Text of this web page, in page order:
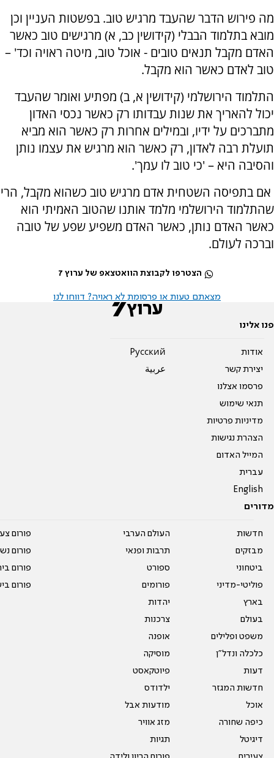
מה פירוש הדבר שהעבד מרגיש טוב. בפשטות העניין וכן
מובא בתלמוד הבבלי (קידושין כב, א) מרגישים טוב כאשר
האדם מקבל תנאים טובים - אוכל טוב, מיטה ראויה וכד' –
טוב לאדם כאשר הוא מקבל.
התלמוד הירושלמי (קידושין א, ב) מפתיע ואומר שהעבד
יכול להאריך את שנות עבדותו רק כאשר נכסי האדון
מתברכים על ידיו, ובמילים אחרות רק כאשר הוא מביא
תועלת רבה לאדון, רק כאשר הוא מרגיש את עצמו נותן
והסיבה היא – 'כי טוב לו עמך'.
אם בתפיסה השטחית אדם מרגיש טוב כשהוא מקבל, הרי
שהתלמוד הירושלמי מלמד אותנו שהטוב האמיתי הוא
כאשר האדם נותן, כאשר האדם משפיע שפע של טובה
וברכה לעולם.
הצטרפו לקבוצת הוואטצאפ של ערוץ 7
מצאתם טעות או פרסומת לא ראויה? דווחו לנו
פנו אלינו
אודות
יצירת קשר
פרסמו אצלנו
תנאי שימוש
מדיניות פרטיות
הצהרת נגישות
המייל האדום
עברית
English
Pусский
عربية
מדורים
חדשות
מבזקים
ביטחוני
פוליטי-מדיני
בארץ
בעולם
משפט ופלילים
כלכלה ונדל"ן
דעות
חדשות המגזר
אוכל
כיפה שחורה
דיגיטל
העולם הערבי
תרבות ופנאי
ספורט
פורומים
יהדות
צרכנות
אופנה
מוסיקה
פיוטקאסט
ילדודס
מודעות אבל
מזג אוויר
תגיות
פורום
פורום
פורום
פורום